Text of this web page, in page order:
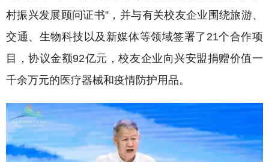
村振兴发展顾问证书”，并与有关校友企业围绕旅游、
交通、生物科技以及新媒体等领域签署了21个合作项
目，协议金额92亿元，校友企业向兴安盟捐赠价值一
千余万元的医疗器械和疫情防护用品。